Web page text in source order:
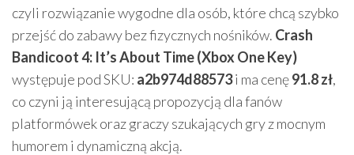
czyli rozwiązanie wygodne dla osób, które chcą szybko
przejść do zabawy bez fizycznych nośników. Crash
Bandicoot 4: It’s About Time (Xbox One Key)
występuje pod SKU: a2b974d88573i ma cenę91.8 zł,
co czyni ją interesującą propozycją dla fanów
platformówek oraz graczy szukających gry z mocnym
humorem i dynamiczną akcją.